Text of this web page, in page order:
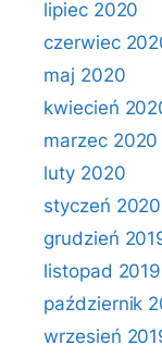
lipiec 2020
czerwiec
maj 2020
kwiecień
marzec 2020
luty 2020
styczeń 2020
grudzień
listopad 2019
październik
wrzesień